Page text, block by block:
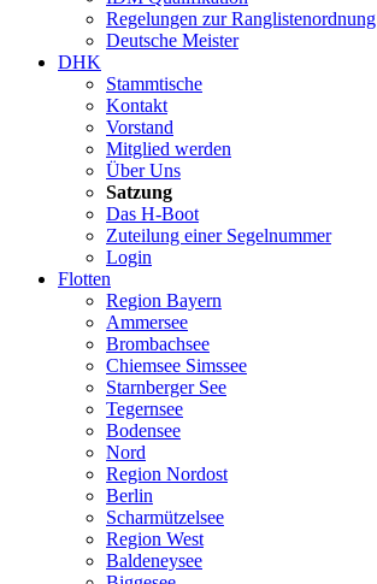
Regelungen zur Ranglistenordnung
Deutsche Meister
DHK
Stammtische
Kontakt
Vorstand
Mitglied werden
Über Uns
Satzung
Das H-Boot
Zuteilung einer Segelnummer
Login
Flotten
Region Bayern
Ammersee
Brombachsee
Chiemsee Simssee
Starnberger See
Tegernsee
Bodensee
Nord
Region Nordost
Berlin
Scharmützelsee
Region West
Baldeneysee